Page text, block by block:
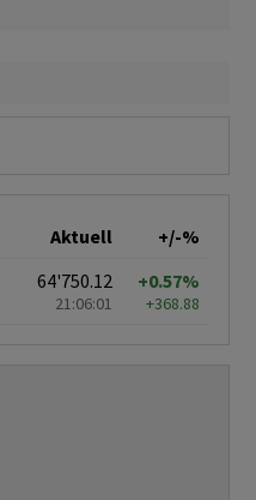
Aktuell
+/-%
64'750.12
21:06:01
+0.57%
+368.88